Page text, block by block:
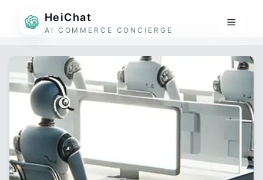
HeiChat
AI COMMERCE CONCIERGE